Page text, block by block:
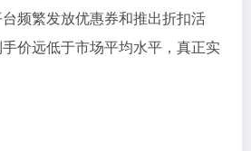
频繁发放优惠券和推出折扣活
价远低于市场平均水平，真正实